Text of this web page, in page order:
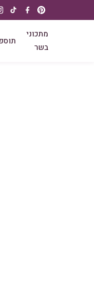
מתכוני
בשר